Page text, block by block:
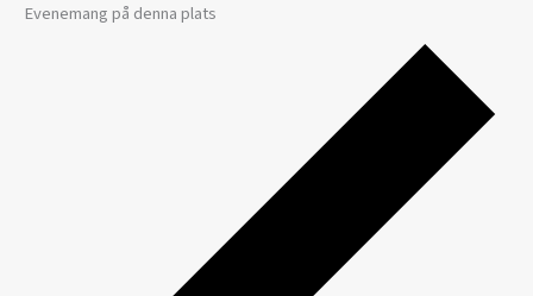
Evenemang på denna plats